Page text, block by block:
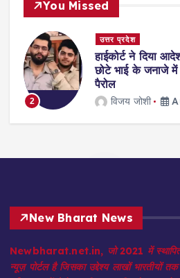
You Missed
दिया आदेश- अतीक के बेटे उमर को
में शामिल होने के लिए मिली
August 7, 2026
New Bharat News
Newbharat.net.in, जो 2021 में स्थापित
न्यूज़ पोर्टल है जिसका उद्देश्य लाखों भारतीयों